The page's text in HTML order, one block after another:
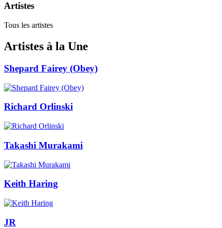
Artistes
Tous les artistes
Artistes à la Une
Shepard Fairey (Obey)
Richard Orlinski
Takashi Murakami
Keith Haring
JR